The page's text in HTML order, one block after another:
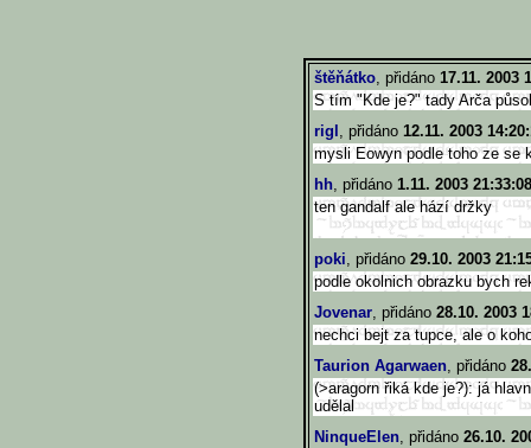
štěňátko, přidáno 17.11. 2003
S tím "Kde je?" tady Arča
rigl , přidáno 12.11. 2003
mysli Eowyn podle toho ze se
hh, přidáno 1.11. 2003 21:33:08
ten gandalf ale hází držky
poki, přidáno 29.10. 2003
podle okolnich obrazku bych
Jovenar, přidáno 28.10. 2003
nechci bejt za tupce, ale o
Taurion Agarwaen, přidáno
(>aragorn řiká kde je?): já
udělal
NinqueElen, přidáno 26.10.